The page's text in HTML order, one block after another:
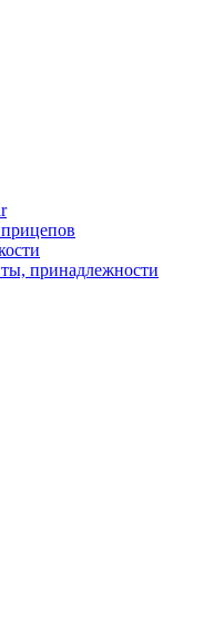
принадлежности